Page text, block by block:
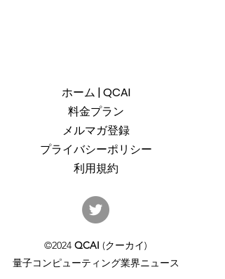
産総研のG-QuATに冷却原子
(中性原子)方式の米国QuEra社
億円（4,100万米ドル）。設置
するのは256量子ビットの第2
ホーム | QCAI
料金プラン
メルマガ登録
プライバシーポリシー
利用規約
©2024 QCAI (クーカイ)
量子コンピューティング業界ニュース